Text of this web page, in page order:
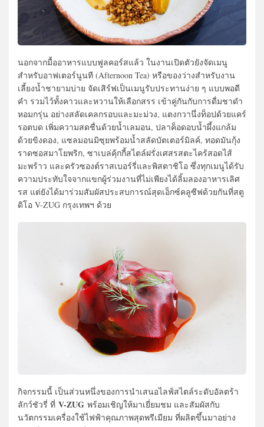
นอกจากมื้ออาหารแบบฟูลคอร์สแล้ว ในงานเปิดตัวยังจัดเมนู
สำหรับอาฟเตอร์นูนที (Afternoon Tea) หรือของว่างสำหรับงาน
เลี้ยงน้ำชายามบ่าย จัดเสิร์ฟเป็นเมนูรับประทานง่าย ๆ แบบพอดี
คำ รวมไว้ทั้งคาวและหวานให้เลือกสรร เข้าคู่กันกับการดื่มชาดำ
หอมกรุ่น อย่างสลัดเคลกรอบและมะม่วง, แตงกวานึ่งท็อปด้วยแคร์
รอตบด เพิ่มความสดชื่นด้วยน้ำเลมอน, ปลาค็อดอบน้ำผึ้งแกล้ม
ด้วยขิงดอง, แซลมอนมิซุยพร้อมน้ำสลัดบัตเตอร์มิลค์, ทอดมันกุ้ง
ราดซอสมาโยพริก, ซาเบล่คุ้กกี้สไตล์ฝรั่งเศสรสตะไคร้สอดไส้
มะพร้าว และครัวซองต์ราสเบอร์รี่และพิสตาชิโอ ซึ่งทุกเมนูได้รับ
ความประทับใจจากแขกผู้ร่วมงานที่ไม่เพียงได้ลิ้มลองอาหารเลิศ
รส แต่ยังได้มาร่วมสัมผัสประสบการณ์สุดเอ็กซ์คลูซีฟด้วยกันที่สตู
ดิโอ V-ZUG กรุงเทพฯ ด้วย
กิจกรรมนี้ เป็นส่วนหนึ่งของการนำเสนอไลฟ์สไตล์ระดับอัลตร้า
ลักว์ชัวรี่ ที่ V-ZUG พร้อมเชิญให้มาเยี่ยมชม และสัมผัสกับ
นวัตกรรมเครื่องใช้ไฟฟ้าคุณภาพสุดพรีเมียม ที่ผลิตขึ้นมาอย่าง